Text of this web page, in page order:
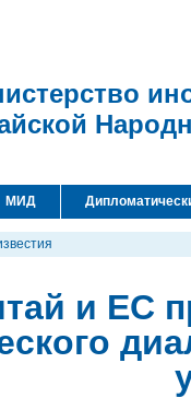
МИД
и ЕС